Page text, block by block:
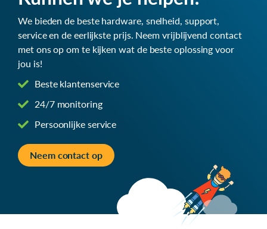
We bieden de beste hardware, snelheid, support,
service en de eerlijkste prijs. Neem vrijblijvend contact
met ons op om te kijken wat de beste oplossing voor
jou is!
Beste klantenservice
24/7 monitoring
Persoonlijke service
Neem contact op